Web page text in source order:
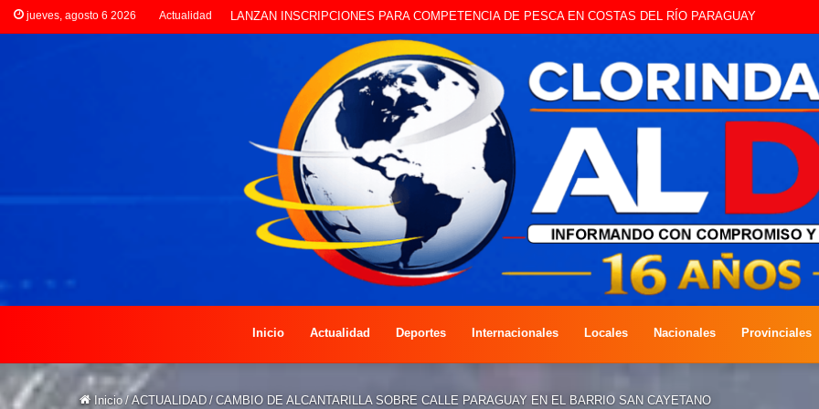
jueves, agosto 6 2026 Actualidad LANZAN INSCRIPCIONES PARA COMPETENCIA DE PESCA EN COSTAS DEL RÍO PARAGUAY
Inicio Actualidad Deportes Internacionales Locales Nacionales Provinciales
Inicio / ACTUALIDAD / CAMBIO DE ALCANTARILLA SOBRE CALLE PARAGUAY EN EL BARRIO SAN CAYETANO